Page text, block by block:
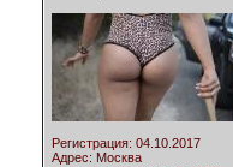
Регистрация: 04.10.2017
Адрес: Москва